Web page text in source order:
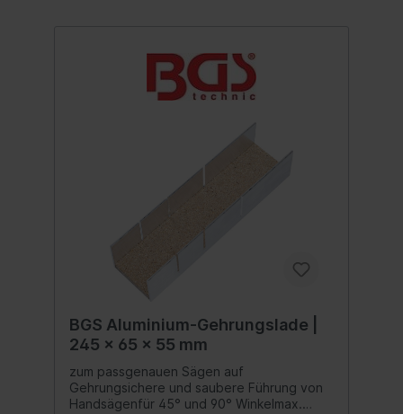
BGS Aluminium-Gehrungslade |
245 x 65 x 55 mm
zum passgenauen Sägen auf
Gehrungsichere und saubere Führung von
Handsägenfür 45° und 90° Winkelmax.